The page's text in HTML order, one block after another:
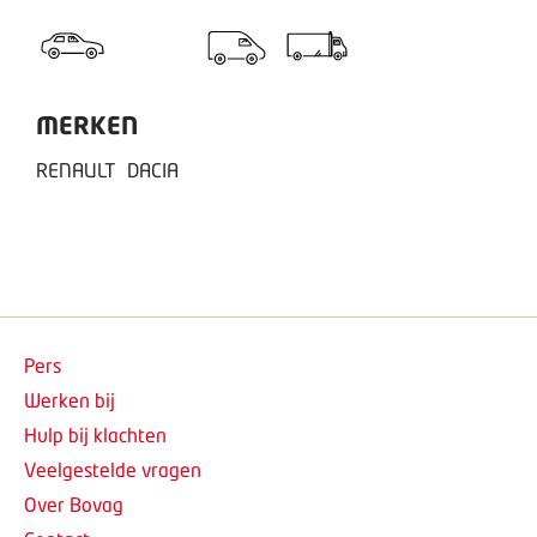
MERKEN
RENAULT DACIA
Pers
Werken bij
Hulp bij klachten
Veelgestelde vragen
Over Bovag